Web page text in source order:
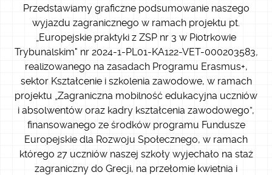
Przedstawiamy graficzne podsumowanie naszego
wyjazdu zagranicznego w ramach projektu pt.
„Europejskie praktyki z ZSP nr 3 w Piotrkowie
Trybunalskim" nr 2024-1-PL01-KA122-VET-000203583,
realizowanego na zasadach Programu Erasmus+,
sektor Kształcenie i szkolenia zawodowe, w ramach
projektu „Zagraniczna mobilność edukacyjna uczniów
i absolwentów oraz kadry kształcenia zawodowego”,
finansowanego ze środków programu Fundusze
Europejskie dla Rozwoju Społecznego, w ramach
którego 27 uczniów naszej szkoły wyjechało na staż
zagraniczny do Grecji, na przełomie kwietnia i